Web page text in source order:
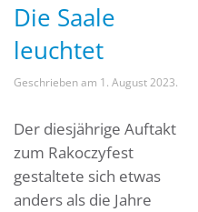
Die Saale
leuchtet
Geschrieben am 1. August 2023.
Der diesjährige Auftakt
zum Rakoczyfest
gestaltete sich etwas
anders als die Jahre